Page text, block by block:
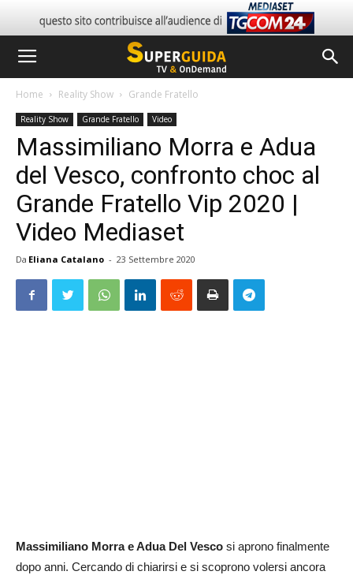
Home Reality Show Grande Fratello
Reality Show Grande Fratello Video
Massimiliano Morra e Adua
del Vesco, confronto choc al
Grande Fratello Vip 2020 |
Video Mediaset
Da Eliana Catalano - 23 Settembre 2020
Massimiliano Morra e Adua Del Vesco si aprono finalmente
dopo anni. Cercando di chiarirsi e si scoprono volersi ancora